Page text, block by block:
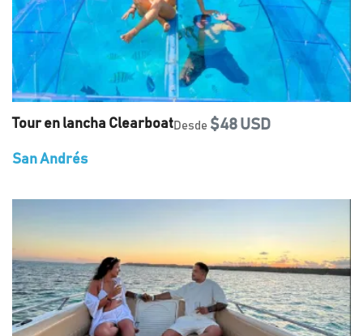
Tour en lancha ClearboatDesde $48 USD
San Andrés